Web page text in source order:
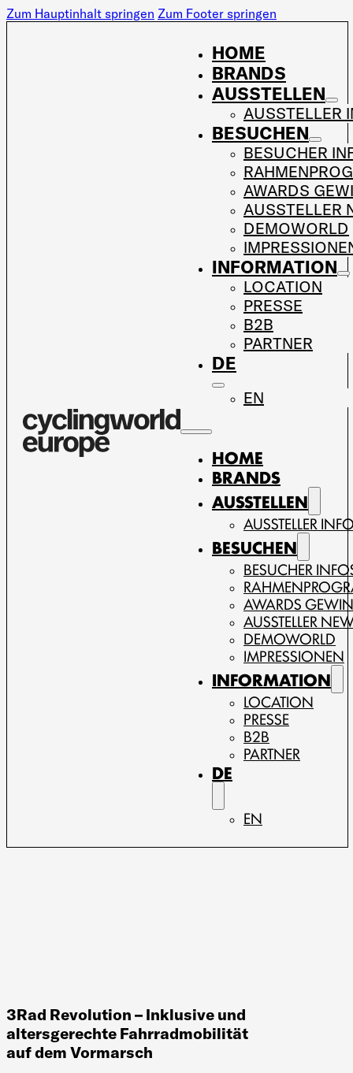
Zum Hauptinhalt springen Zum Footer springen
HOME
BRANDS
AUSSTELLEN
AUSSTELLER
BESUCHEN
BESUCHER
AWARDS
AUSSTELLER
DEMOWORLD
INFORMATION
LOCATION
PRESSE
B2B
PARTNER
DE
EN
HOME
BRANDS
AUSSTELLEN
AUSSTELLER
BESUCHEN
BESUCHER
AWARDS
AUSSTELLER
DEMOWORLD
IMPRESSIONEN
INFORMATION
LOCATION
PRESSE
B2B
PARTNER
DE
EN
3Rad Revolution – Inklusive und
altersgerechte Fahrradmobilität
auf dem Vormarsch